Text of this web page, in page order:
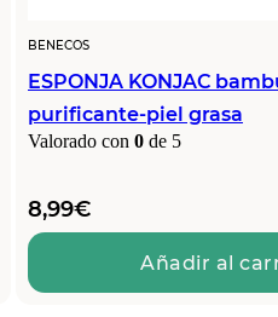
BENECOS
ESPONJA KONJAC
purificante-piel grasa
Valorado con 0 de 5
8,99€
Añadir al